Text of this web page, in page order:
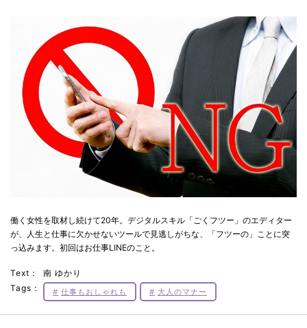
働く女性を取材し続けて20年。デジタルスキル「ごくフツー」のエディター
が、人生と仕事に欠かせないツールで見逃しがちな、「フツーの」ことに突
っ込みます。初回はお仕事LINEのこと。
Text：
南 ゆかり
Tags：
仕事もおしゃれも 大人のマナー